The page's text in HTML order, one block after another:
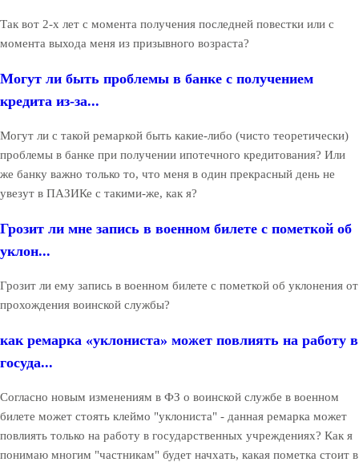
Так вот 2-х лет с момента получения последней повестки или с
момента выхода меня из призывного возраста?
Могут ли быть проблемы в банке с получением
кредита из-за...
Могут ли с такой ремаркой быть какие-либо (чисто теоретически)
проблемы в банке при получении ипотечного кредитования? Или
же банку важно только то, что меня в один прекрасный день не
увезут в ПАЗИКе с такими-же, как я?
Грозит ли мне запись в военном билете с пометкой об
уклон...
Грозит ли ему запись в военном билете с пометкой об уклонения от
прохождения воинской службы?
как ремарка «уклониста» может повлиять на работу в
госуда...
Согласно новым изменениям в ФЗ о воинской службе в военном
билете может стоять клеймо "уклониста" - данная ремарка может
повлиять только на работу в государственных учреждениях? Как я
понимаю многим "частникам" будет начхать, какая пометка стоит в